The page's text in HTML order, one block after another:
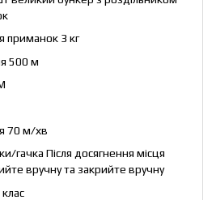
приманок 3 кг
500 м
70 м/хв
гачка Після досягнення місця
вручну та закрийте вручну